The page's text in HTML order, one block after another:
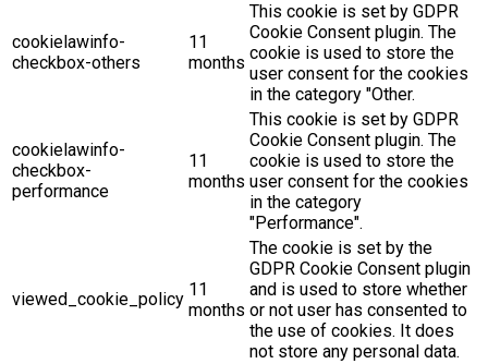
cookielawinfo-
checkbox-others
11
months
This cookie is set by GDPR
Cookie Consent plugin. The
cookie is used to store the
user consent for the cookies
in the category "Other.
cookielawinfo-
checkbox-
performance
11
months
This cookie is set by GDPR
Cookie Consent plugin. The
cookie is used to store the
user consent for the cookies
in the category
"Performance".
viewed_cookie_policy 11
months
The cookie is set by the
GDPR Cookie Consent plugin
and is used to store whether
or not user has consented to
the use of cookies. It does
not store any personal data.